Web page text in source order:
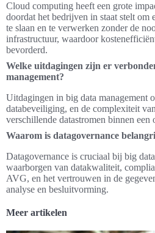
Cloud computing heeft een grote
doordat het bedrijven in staat stelt om
te slaan en te verwerken zonder de
infrastructuur, waardoor
bevorderd.
Welke uitdagingen zijn er
management?
Uitdagingen in big data management
databeveiliging, en de complexiteit
verschillende datastromen binnen een
Waarom is datagovernance
Datagovernance is cruciaal bij big
waarborgen van datakwaliteit,
AVG, en het vertrouwen in de
analyse en besluitvorming.
Meer artikelen